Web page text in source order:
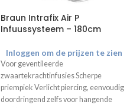
Braun Intrafix Air P
Infuussysteem – 180cm
Inloggen om de prijzen te zien
Voor geventileerde
zwaartekrachtinfusies Scherpe
priempiek Verlicht piercing, eenvoudig
doordringend zelfs voor hangende